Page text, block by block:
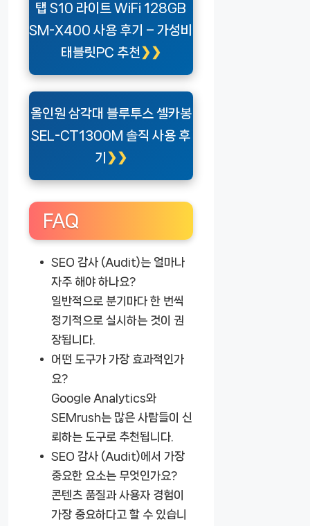
탭 S10 라이트 WiFi 128GB
SM-X400 사용 후기 – 가성비
태블릿PC 추천
올인원 삼각대 블루투스 셀카봉
SEL-CT1300M 솔직 사용 후
기
FAQ
SEO 감사 (Audit)는 얼마나
자주 해야 하나요?
일반적으로 분기마다 한 번씩
정기적으로 실시하는 것이 권
장됩니다.
어떤 도구가 가장 효과적인가
요?
Google Analytics와
SEMrush는 많은 사람들이 신
뢰하는 도구로 추천됩니다.
SEO 감사 (Audit)에서 가장
중요한 요소는 무엇인가요?
콘텐츠 품질과 사용자 경험이
가장 중요하다고 할 수 있습니